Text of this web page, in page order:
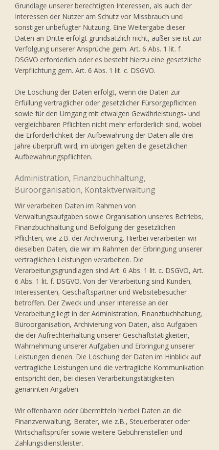
Grundlage unserer berechtigten Interessen, als auch der
Interessen der Nutzer am Schutz vor Missbrauch und
sonstiger unbefugter Nutzung. Eine Weitergabe dieser
Daten an Dritte erfolgt grundsätzlich nicht, außer sie ist zur
Verfolgung unserer Ansprüche gem. Art. 6 Abs. 1 lit. f.
DSGVO erforderlich oder es besteht hierzu eine gesetzliche
Verpflichtung gem. Art. 6 Abs. 1 lit. c. DSGVO.
Die Löschung der Daten erfolgt, wenn die Daten zur
Erfüllung vertraglicher oder gesetzlicher Fürsorgepflichten
sowie für den Umgang mit etwaigen Gewährleistungs- und
vergleichbaren Pflichten nicht mehr erforderlich sind, wobei
die Erforderlichkeit der Aufbewahrung der Daten alle drei
Jahre überprüft wird; im übrigen gelten die gesetzlichen
Aufbewahrungspflichten.
Administration, Finanzbuchhaltung,
Büroorganisation, Kontaktverwaltung
Wir verarbeiten Daten im Rahmen von
Verwaltungsaufgaben sowie Organisation unseres Betriebs,
Finanzbuchhaltung und Befolgung der gesetzlichen
Pflichten, wie z.B. der Archivierung. Hierbei verarbeiten wir
dieselben Daten, die wir im Rahmen der Erbringung unserer
vertraglichen Leistungen verarbeiten. Die
Verarbeitungsgrundlagen sind Art. 6 Abs. 1 lit. c. DSGVO, Art.
6 Abs. 1 lit. f. DSGVO. Von der Verarbeitung sind Kunden,
Interessenten, Geschäftspartner und Websitebesucher
betroffen. Der Zweck und unser Interesse an der
Verarbeitung liegt in der Administration, Finanzbuchhaltung,
Büroorganisation, Archivierung von Daten, also Aufgaben
die der Aufrechterhaltung unserer Geschäftstätigkeiten,
Wahrnehmung unserer Aufgaben und Erbringung unserer
Leistungen dienen. Die Löschung der Daten im Hinblick auf
vertragliche Leistungen und die vertragliche Kommunikation
entspricht den, bei diesen Verarbeitungstätigkeiten
genannten Angaben.
Wir offenbaren oder übermitteln hierbei Daten an die
Finanzverwaltung, Berater, wie z.B., Steuerberater oder
Wirtschaftsprüfer sowie weitere Gebührenstellen und
Zahlungsdienstleister.